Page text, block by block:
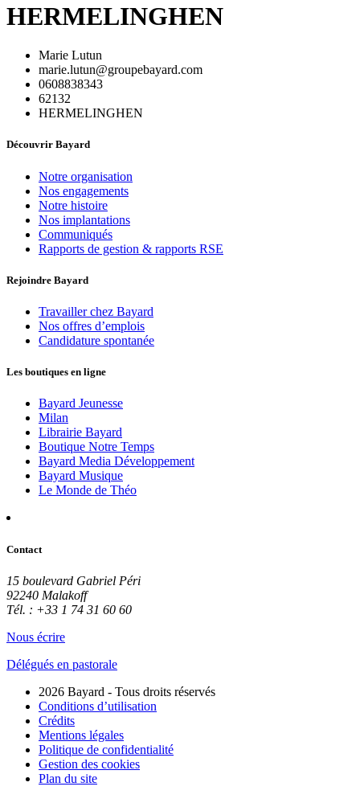
HERMELINGHEN
Marie Lutun
marie.lutun@groupebayard.com
0608838343
62132
HERMELINGHEN
Découvrir Bayard
Notre organisation
Nos engagements
Notre histoire
Nos implantations
Communiqués
Rapports de gestion & rapports RSE
Rejoindre Bayard
Travailler chez Bayard
Nos offres d’emplois
Candidature spontanée
Les boutiques en ligne
Bayard Jeunesse
Milan
Librairie Bayard
Boutique Notre Temps
Bayard Media Développement
Bayard Musique
Le Monde de Théo
Contact
15 boulevard Gabriel Péri
92240 Malakoff
Tél. : +33 1 74 31 60 60
Nous écrire
Délégués en pastorale
2026 Bayard - Tous droits réservés
Conditions d’utilisation
Crédits
Mentions légales
Politique de confidentialité
Gestion des cookies
Plan du site